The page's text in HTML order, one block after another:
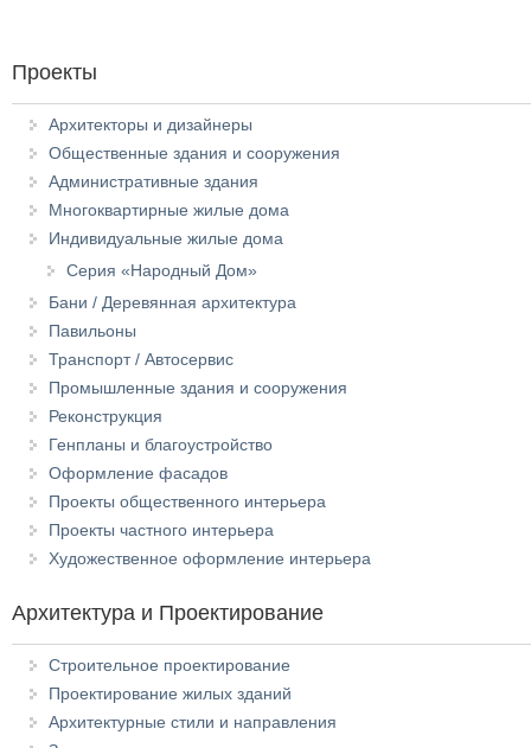
Проекты
Архитекторы и дизайнеры
Общественные здания и сооружения
Административные здания
Многоквартирные жилые дома
Индивидуальные жилые дома
Серия «Народный Дом»
Бани / Деревянная архитектура
Павильоны
Транспорт / Автосервис
Промышленные здания и сооружения
Реконструкция
Генпланы и благоустройство
Оформление фасадов
Проекты общественного интерьера
Проекты частного интерьера
Художественное оформление интерьера
Архитектура и Проектирование
Строительное проектирование
Проектирование жилых зданий
Архитектурные стили и направления